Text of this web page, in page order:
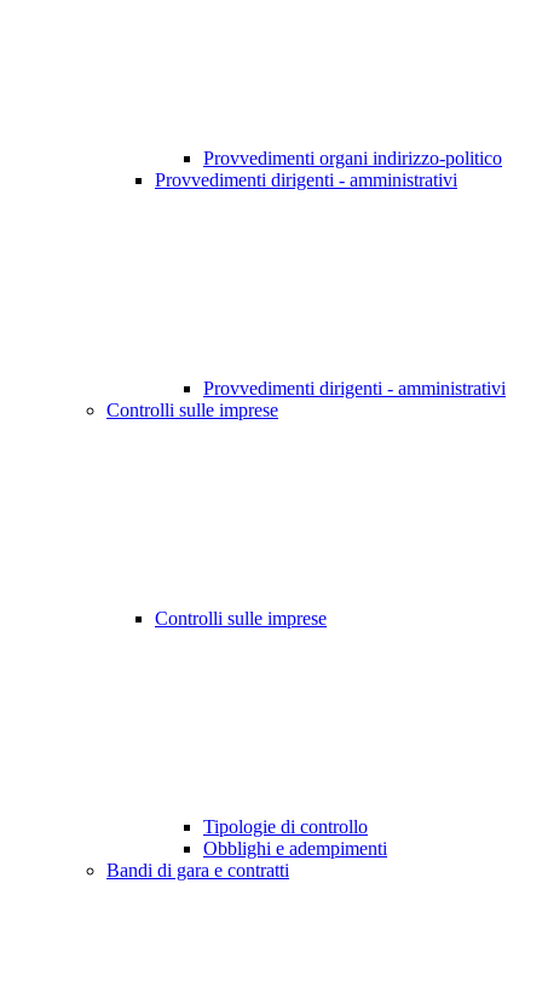
Provvedimenti organi indirizzo-politico
Provvedimenti dirigenti - amministrativi
Provvedimenti dirigenti - amministrativi
Controlli sulle imprese
Controlli sulle imprese
Tipologie di controllo
Obblighi e adempimenti
Bandi di gara e contratti